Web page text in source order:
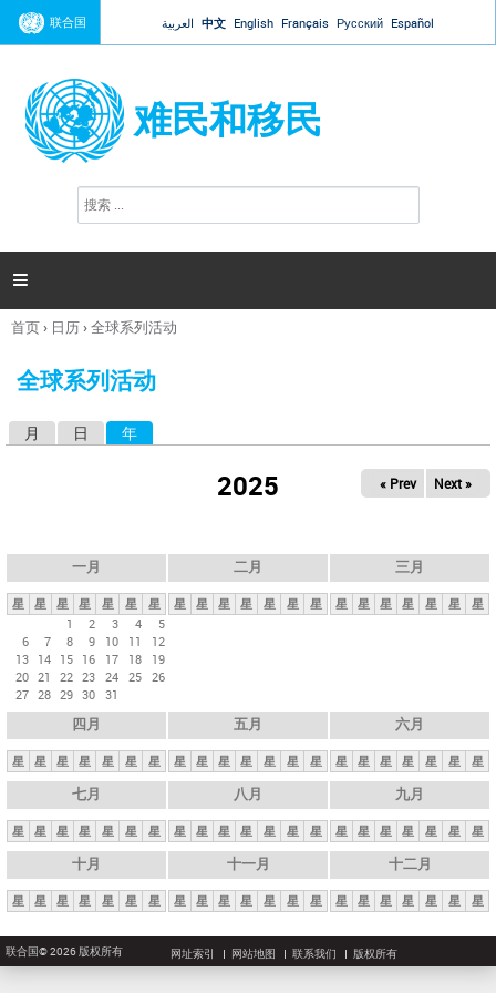
Jump to navigation
联合国 العربية 中文 English Français Русский Español
难民和移民
搜
索

你
这
首页› 日历›全球系列活动
全球系列活动
月 日 年
2025 « Prev Next »
一月
星 星 星 星 星 星
星
1
2 3 4
5
6
7 8 9 10 11
12
13 14 15 16 17 18
19
20 21 22 23 24 25 26
27 28 29 30 31
二月
星 星 星 星 星 星 星
三月
星 星 星 星 星 星 星
四月
星 星 星 星 星 星 星
五月
星 星 星 星 星 星 星
六月
星 星 星 星 星 星 星
七月
星 星 星 星 星 星 星
八月
星 星 星 星 星 星 星
九月
星 星 星 星 星 星 星
十月
星 星 星 星 星 星 星
十一月
星 星 星 星 星 星 星
十二月
星 星 星 星 星 星 星
联合国© 2026 版权所有 网址索引 网站地图 联系我们 版权所有